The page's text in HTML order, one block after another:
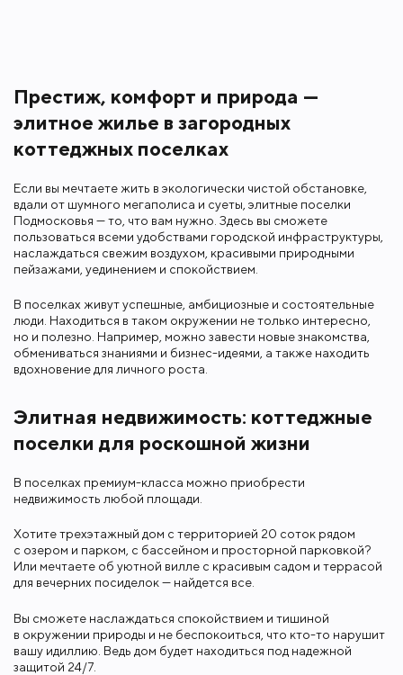
Престиж, комфорт и природа —
элитное жилье в загородных
коттеджных поселках
Если вы мечтаете жить в экологически чистой обстановке,
вдали от шумного мегаполиса и суеты, элитные поселки
Подмосковья — то, что вам нужно. Здесь вы сможете
пользоваться всеми удобствами городской инфраструктуры,
наслаждаться свежим воздухом, красивыми природными
пейзажами, уединением и спокойствием.
В поселках живут успешные, амбициозные и состоятельные
люди. Находиться в таком окружении не только интересно,
но и полезно. Например, можно завести новые знакомства,
обмениваться знаниями и бизнес-идеями, а также находить
вдохновение для личного роста.
Элитная недвижимость: коттеджные
поселки для роскошной жизни
В поселках премиум-класса можно приобрести
недвижимость любой площади.
Хотите трехэтажный дом с территорией 20 соток рядом
с озером и парком, с бассейном и просторной парковкой?
Или мечтаете об уютной вилле с красивым садом и террасой
для вечерних посиделок — найдется все.
Вы сможете наслаждаться спокойствием и тишиной
в окружении природы и не беспокоиться, что кто-то нарушит
вашу идиллию. Ведь дом будет находиться под надежной
защитой 24/7.